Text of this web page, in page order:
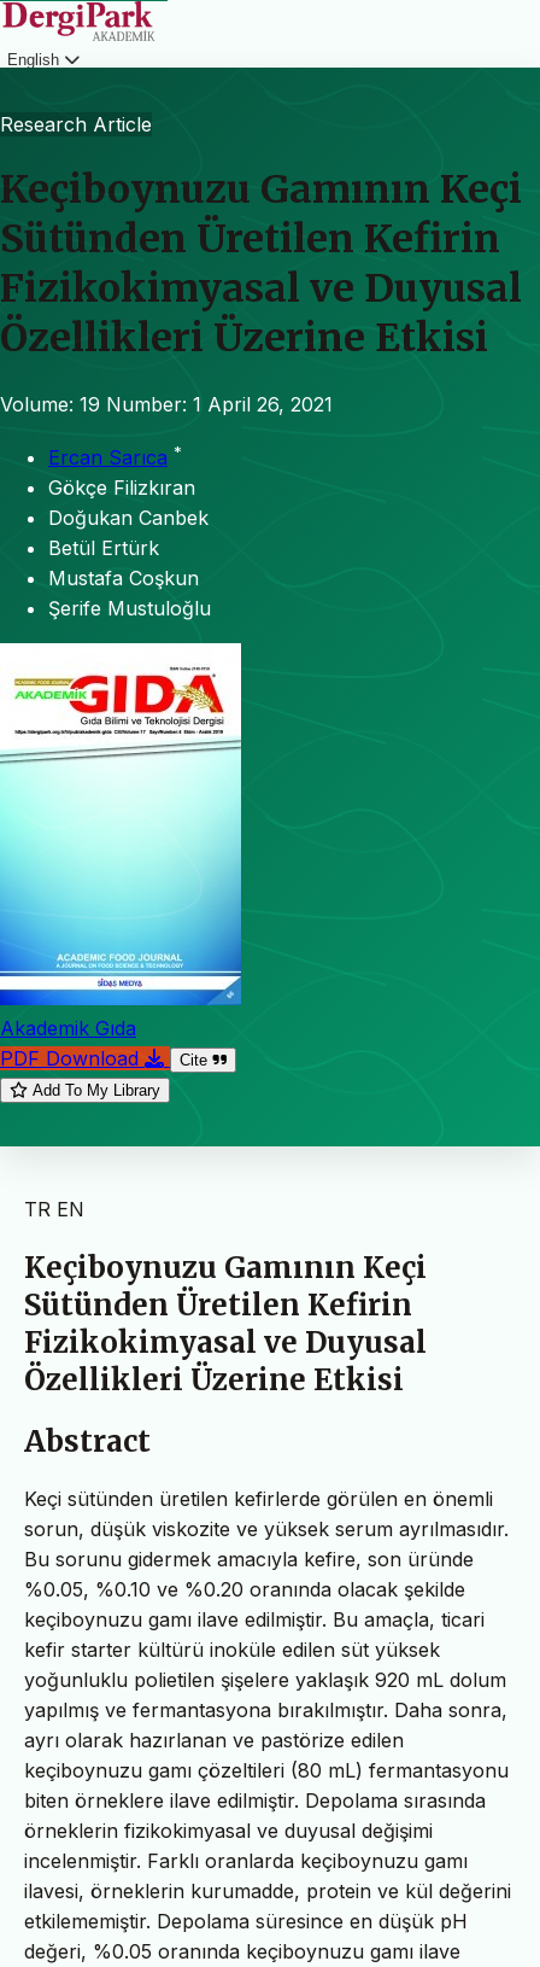
English
Research Article
Keçiboynuzu Gamının Keçi
Sütünden Üretilen Kefirin
Fizikokimyasal ve Duyusal
Özellikleri Üzerine Etkisi
Volume: 19 Number: 1 April 26, 2021
Ercan Sarıca *
Gökçe Filizkıran
Doğukan Canbek
Betül Ertürk
Mustafa Coşkun
Şerife Mustuloğlu
Akademik Gıda
PDF Download
Cite
Add To My Library
TR EN
Keçiboynuzu Gamının Keçi
Sütünden Üretilen Kefirin
Fizikokimyasal ve Duyusal
Özellikleri Üzerine Etkisi
Abstract
Keçi sütünden üretilen kefirlerde görülen en önemli
sorun, düşük viskozite ve yüksek serum ayrılmasıdır.
Bu sorunu gidermek amacıyla kefire, son üründe
%0.05, %0.10 ve %0.20 oranında olacak şekilde
keçiboynuzu gamı ilave edilmiştir. Bu amaçla, ticari
kefir starter kültürü inoküle edilen süt yüksek
yoğunluklu polietilen şişelere yaklaşık 920 mL dolum
yapılmış ve fermantasyona bırakılmıştır. Daha sonra,
ayrı olarak hazırlanan ve pastörize edilen
keçiboynuzu gamı çözeltileri (80 mL) fermantasyonu
biten örneklere ilave edilmiştir. Depolama sırasında
örneklerin fizikokimyasal ve duyusal değişimi
incelenmiştir. Farklı oranlarda keçiboynuzu gamı
ilavesi, örneklerin kurumadde, protein ve kül değerini
etkilememiştir. Depolama süresince en düşük pH
değeri, %0.05 oranında keçiboynuzu gamı ilave